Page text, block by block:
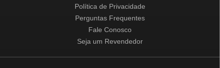
Política de Privacidade
Perguntas Frequentes
Fale Conosco
Seja um Revendedor